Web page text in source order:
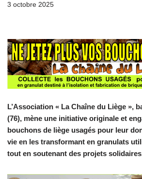
3 octobre 2025
L’Association « La Chaîne du Liège »,
(76), mène une initiative originale et
bouchons de liège usagés pour leur
vie en les transformant en granulats
tout en soutenant des projets